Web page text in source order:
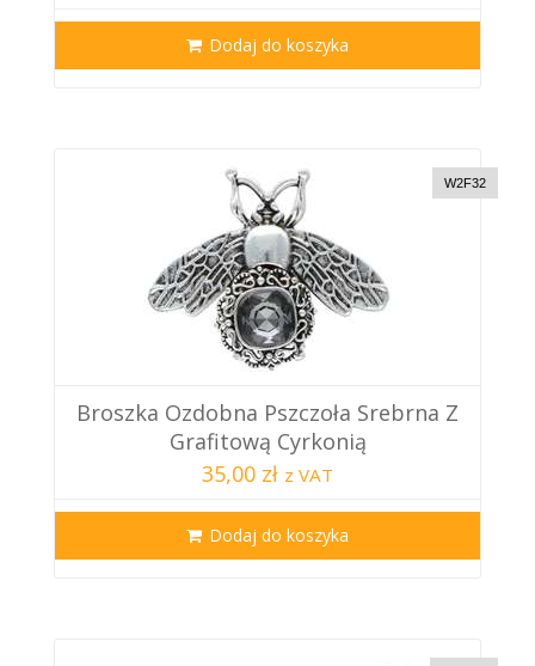
Dodaj do koszyka
W2F32
Broszka Ozdobna Pszczoła Srebrna Z
Grafitową Cyrkonią
35,00 zł z VAT
Dodaj do koszyka